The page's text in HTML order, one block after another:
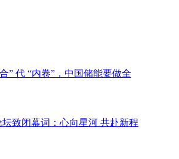
” 代 “内卷”，中国储能要做全
致闭幕词：心向星河 共赴新程